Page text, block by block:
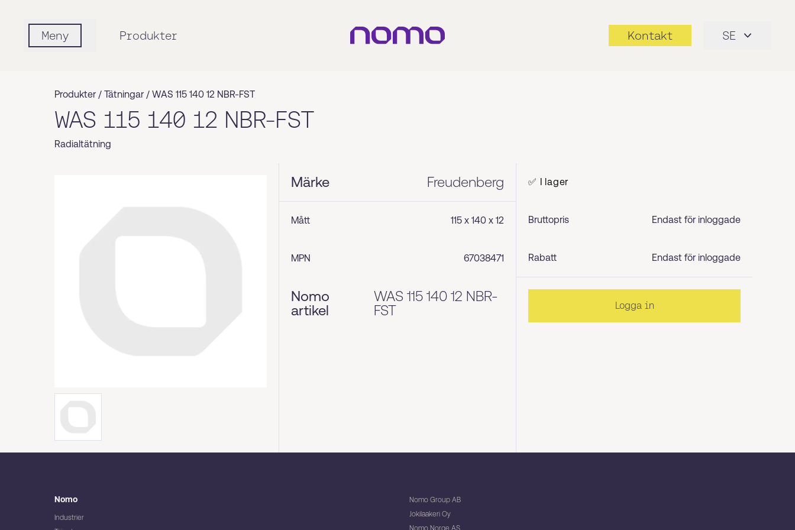
Meny Produkter Kontakt SE
Produkter / Tätningar / WAS 115 140 12 NBR-FST
WAS 115 140 12 NBR-FST
Radialtätning
Märke Freudenberg
Mått 115 x 140 x 12
MPN 67038471
Nomo
artikel
WAS 115 140 12 NBR-
FST
✅ I lager
Bruttopris Endast för inloggade
Rabatt Endast för inloggade
Logga in
Nomo
Industrier
Nomo Group AB
Jokilaakeri Oy
Nomo Norge AS